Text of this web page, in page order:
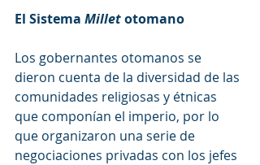
El Sistema Millet otomano
Los gobernantes otomanos se
dieron cuenta de la diversidad de las
comunidades religiosas y étnicas
que componían el imperio, por lo
que organizaron una serie de
negociaciones privadas con los jefes